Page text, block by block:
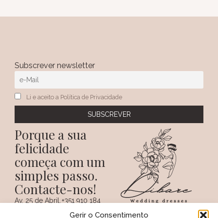
Gerir o Consentimento
Subscrever newsletter
Li e aceito a Política de Privacidade
Porque a sua
felicidade
começa com um
simples passo.
Contacte-nos!
Av. 25 de Abril, +351 910 184
SOCIAIS